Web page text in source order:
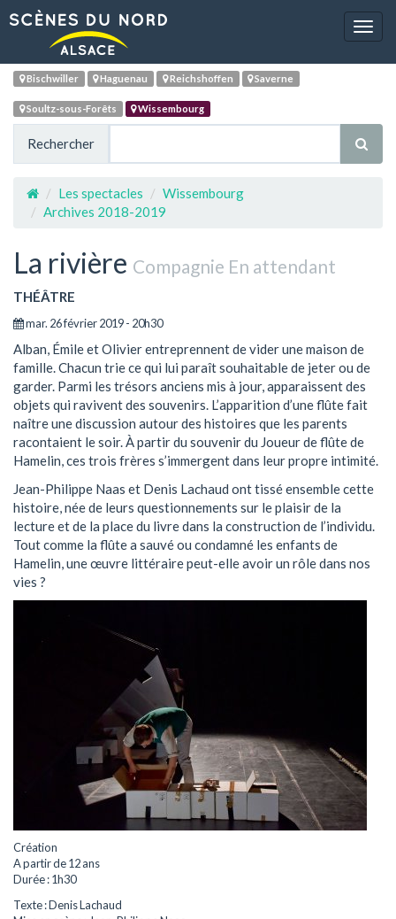
Bischwiller Haguenau Reichshoffen Saverne
Soultz-sous-Forêts Wissembourg
Rechercher
Les spectacles
Wissembourg
Archives 2018-2019
La rivière Compagnie En attendant
THÉÂTRE
mar. 26 février 2019 - 20h30
Alban, Émile et Olivier entreprennent de vider une maison de
famille. Chacun trie ce qui lui paraît souhaitable de jeter ou de
garder. Parmi les trésors anciens mis à jour, apparaissent des
objets qui ravivent des souvenirs. L’apparition d’une flûte fait
naître une discussion autour des histoires que les parents
racontaient le soir. À partir du souvenir du Joueur de flûte de
Hamelin, ces trois frères s’immergent dans leur propre intimité.
Jean-Philippe Naas et Denis Lachaud ont tissé ensemble cette
histoire, née de leurs questionnements sur le plaisir de la
lecture et de la place du livre dans la construction de l’individu.
Tout comme la flûte a sauvé ou condamné les enfants de
Hamelin, une œuvre littéraire peut-elle avoir un rôle dans nos
vies ?
Création
A partir de 12 ans
Durée : 1h30
Texte : Denis Lachaud